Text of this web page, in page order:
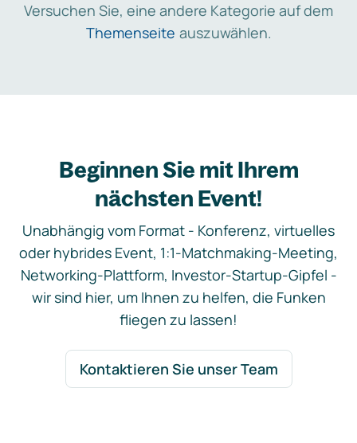
Versuchen Sie, eine andere Kategorie auf dem
Themenseite auszuwählen.
Beginnen Sie mit Ihrem
nächsten Event!
Unabhängig vom Format - Konferenz, virtuelles
oder hybrides Event, 1:1-Matchmaking-Meeting,
Networking-Plattform, Investor-Startup-Gipfel -
wir sind hier, um Ihnen zu helfen, die Funken
fliegen zu lassen!
Kontaktieren Sie unser Team